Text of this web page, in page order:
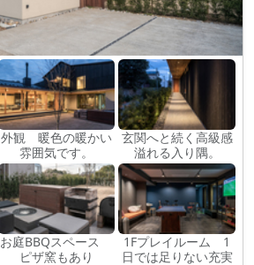
外観 暖色の暖かい
雰囲気です。
玄関へと続く高級感
溢れる入り隅。
お庭BBQスペース
ピザ窯もあり
1Fプレイルーム 1
日では足りない充実